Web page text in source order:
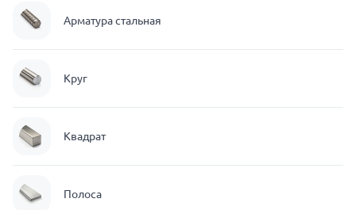
Арматура стальная
Круг
Квадрат
Полоса